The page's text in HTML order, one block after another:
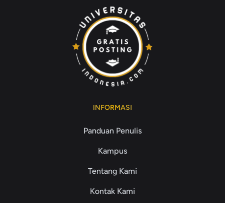
INFORMASI
Panduan Penulis
Kampus
Tentang Kami
Kontak Kami